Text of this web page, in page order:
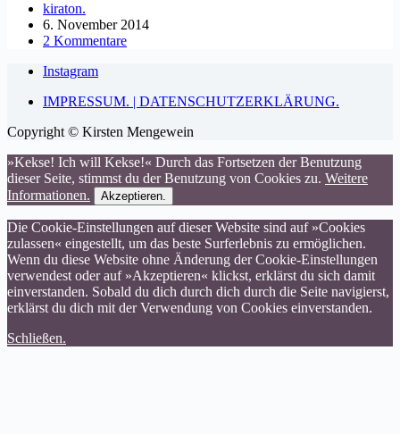
kiraton.
6. November 2014
2 Kommentare
Instagram
IMPRESSUM. | DATENSCHUTZERKLÄRUNG.
Copyright © Kirsten Mengewein
»Kekse! Ich will Kekse!« Durch das Fortsetzen der Benutzung
dieser Seite, stimmst du der Benutzung von Cookies zu. Weitere
Informationen.
Akzeptieren.
Die Cookie-Einstellungen auf dieser Website sind auf »Cookies
zulassen« eingestellt, um das beste Surferlebnis zu ermöglichen.
Wenn du diese Website ohne Änderung der Cookie-Einstellungen
verwendest oder auf »Akzeptieren« klickst, erklärst du sich damit
einverstanden. Sobald du dich durch dich durch die Seite navigierst,
erklärst du dich mit der Verwendung von Cookies einverstanden.
Schließen.